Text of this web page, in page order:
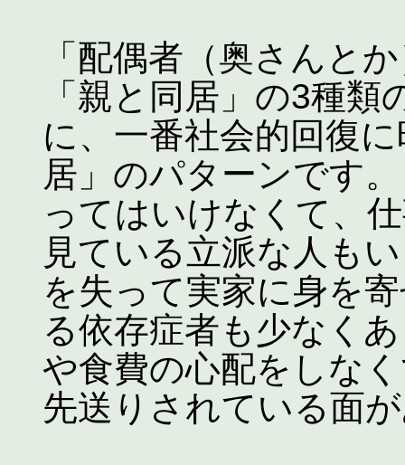
「配偶者（奥さんと
「親と同居」の3種
に、一番社会的回復
居」のパターンです
ってはいけなくて、
見ている立派な人も
を失って実家に身を
る依存症者も少なく
や食費の心配をしな
先送りされている面